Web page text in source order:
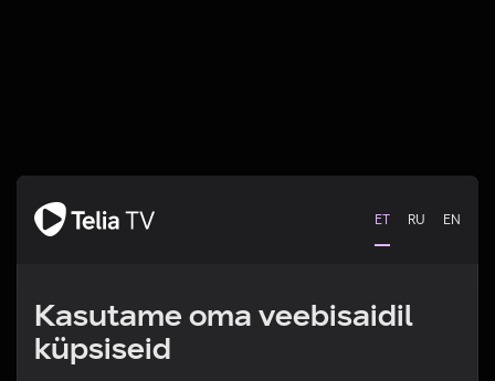
ET RU EN
Kasutame oma veebisaidil
küpsiseid